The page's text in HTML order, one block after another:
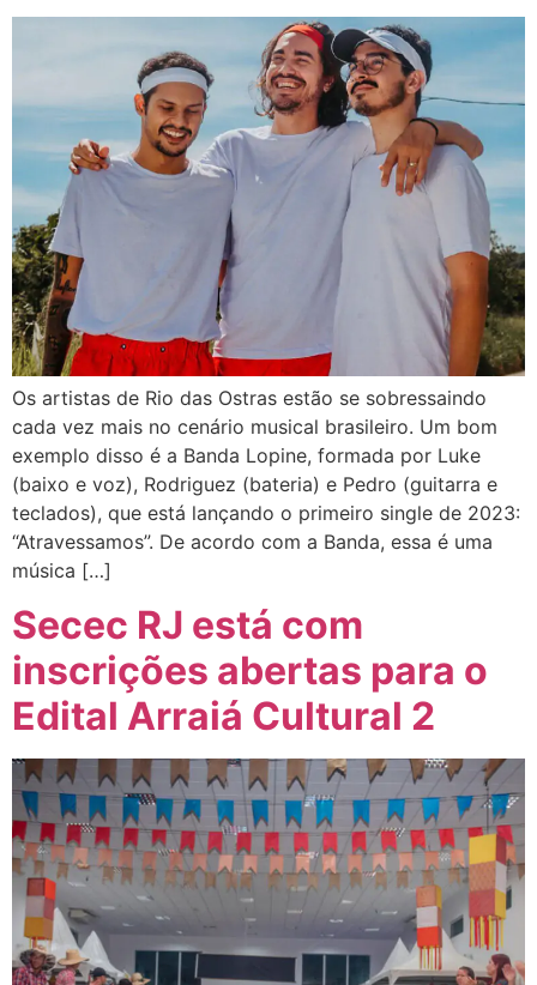
Os artistas de Rio das Ostras estão se sobressaindo
cada vez mais no cenário musical brasileiro. Um bom
exemplo disso é a Banda Lopine, formada por Luke
(baixo e voz), Rodriguez (bateria) e Pedro (guitarra e
teclados), que está lançando o primeiro single de 2023:
“Atravessamos”. De acordo com a Banda, essa é uma
música […]
Secec RJ está com
inscrições abertas para o
Edital Arraiá Cultural 2